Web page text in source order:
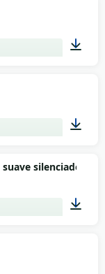
00:01
silenciado